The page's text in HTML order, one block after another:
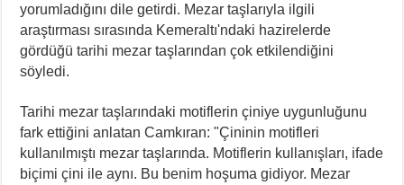
yorumladığını dile getirdi. Mezar taşlarıyla ilgili
araştırması sırasında Kemeraltı'ndaki hazirelerde
gördüğü tarihi mezar taşlarından çok etkilendiğini
söyledi.
Tarihi mezar taşlarındaki motiflerin çiniye uygunluğunu
fark ettiğini anlatan Camkıran: "Çininin motifleri
kullanılmıştı mezar taşlarında. Motiflerin kullanışları, ifade
biçimi çini ile aynı. Bu benim hoşuma gidiyor. Mezar